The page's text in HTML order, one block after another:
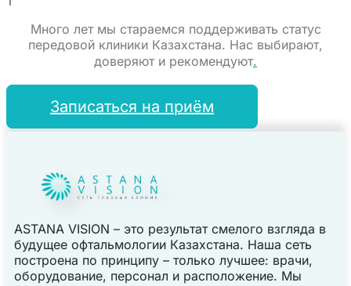
Много лет мы стараемся поддерживать статус
передовой клиники Казахстана. Нас выбирают,
доверяют и рекомендуют.
Записаться на приём
ASTANA VISION – это результат смелого взгляда в
будущее офтальмологии Казахстана. Наша сеть
построена по принципу – только лучшее: врачи,
оборудование, персонал и расположение. Мы